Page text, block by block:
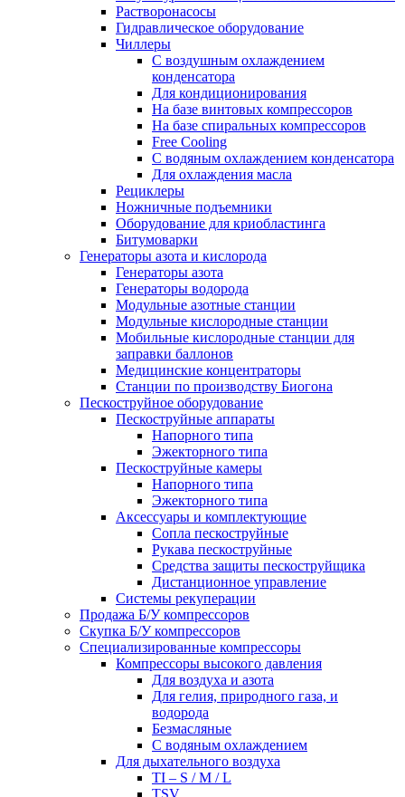
Растворонасосы
Гидравлическое оборудование
Чиллеры
С воздушным охлаждением
конденсатора
Для кондиционирования
На базе винтовых компрессоров
На базе спиральных компрессоров
Free Cooling
С водяным охлаждением конденсатора
Для охлаждения масла
Рециклеры
Ножничные подъемники
Оборудование для криобластинга
Битумоварки
Генераторы азота и кислорода
Генераторы азота
Генераторы водорода
Модульные азотные станции
Модульные кислородные станции
Мобильные кислородные станции для
заправки баллонов
Медицинские концентраторы
Станции по производству Биогона
Пескоструйное оборудование
Пескоструйные аппараты
Напорного типа
Эжекторного типа
Пескоструйные камеры
Напорного типа
Эжекторного типа
Аксессуары и комплектующие
Сопла пескоструйные
Рукава пескоструйные
Средства защиты пескоструйщика
Дистанционное управление
Системы рекуперации
Продажа Б/У компрессоров
Скупка Б/У компрессоров
Специализированные компрессоры
Компрессоры высокого давления
Для воздуха и азота
Для гелия, природного газа, и
водорода
Безмасляные
С водяным охлаждением
Для дыхательного воздуха
TI – S / M / L
TSV